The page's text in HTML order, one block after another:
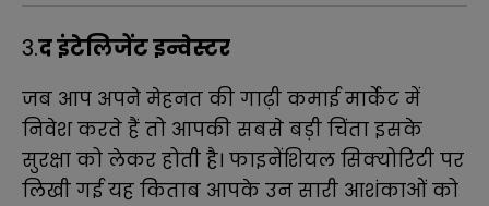
3.द इंटेलिजेंट इन्वेस्टर
जब आप अपने मेहनत की गाढ़ी कमाई मार्केट में
निवेश करते हैं तो आपकी सबसे बड़ी चिंता इसके
सुरक्षा को लेकर होती है। फाइनेंशियल सिक्योरिटी पर
लिखी गई यह किताब आपके उन सारी आशंकाओं को